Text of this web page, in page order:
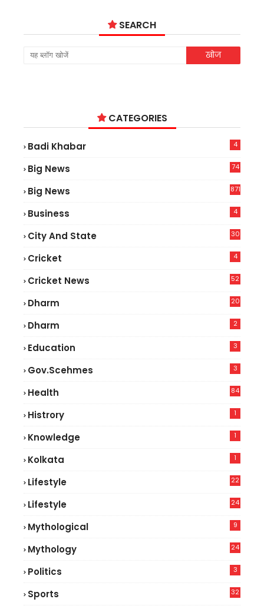
SEARCH
CATEGORIES
Badi Khabar 4
Big News
74
Big News 871
Business 4
City And State 30
Cricket 4
Cricket News
52
Dharm 20
Dharm 2
Education 3
Gov.scehmes 3
Health
84
Histrory 1
Knowledge 1
Kolkata 1
Lifestyle
22
Lifestyle
24
Mythological 9
Mythology 24
Politics 3
Sports 32